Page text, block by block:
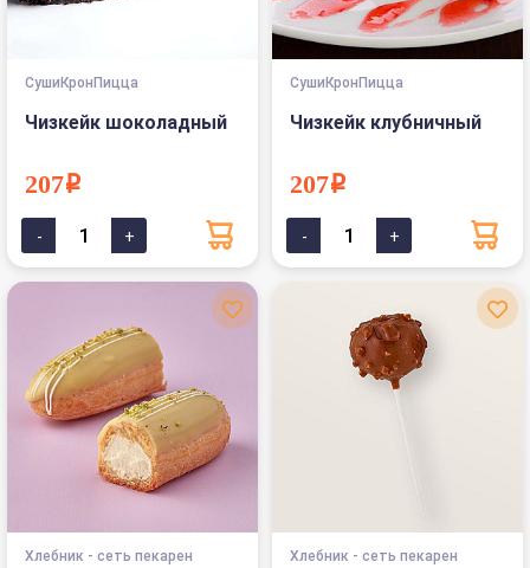
СушиКронПицца
Чизкейк шоколадный
207i
СушиКронПицца
Чизкейк клубничный
207i
Хлебник - сеть пекарен Хлебник - сеть пекарен